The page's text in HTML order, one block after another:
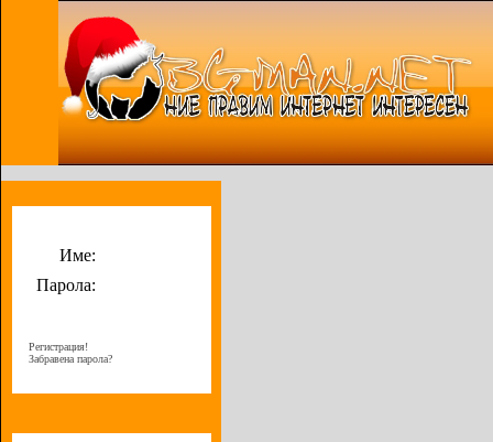
Име:
Парола:
Регистрация!
Забравена парола?